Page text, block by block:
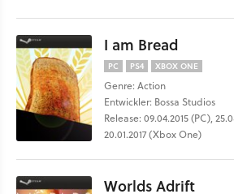
I am Bread
PC PS4 XBOX ONE
Genre: Action
Entwickler: Bossa Studios
Release: 09.04.2015 (PC),
20.01.2017 (Xbox One)
Worlds Adrift